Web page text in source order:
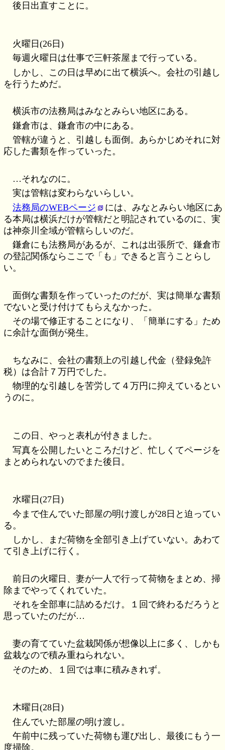
後日出直すことに。
火曜日(26日)
毎週火曜日は仕事で三軒茶屋まで行っている。
しかし、この日は早めに出て横浜へ。会社の引越し
を行うためだ。
横浜市の法務局はみなとみらい地区にある。
鎌倉市は、鎌倉市の中にある。
管轄が違うと、引越しも面倒。あらかじめそれに対
応した書類を作っていった。
…それなのに。
実は管轄は変わらないらしい。
法務局のWEBページ
には、みなとみらい地区にあ
る本局は横浜だけが管轄だと明記されているのに、実
は神奈川全域が管轄らしいのだ。
鎌倉にも法務局があるが、これは出張所で、鎌倉市
の登記関係ならここで「も」できると言うことらし
い。
面倒な書類を作っていったのだが、実は簡単な書類
でないと受け付けてもらえなかった。
その場で修正することになり、「簡単にする」ため
に余計な面倒が発生。
ちなみに、会社の書類上の引越し代金（登録免許
税）は合計７万円でした。
物理的な引越しを苦労して４万円に抑えているとい
うのに。
この日、やっと表札が付きました。
写真を公開したいところだけど、忙しくてページを
まとめられないのでまた後日。
水曜日(27日)
今まで住んでいた部屋の明け渡しが28日と迫ってい
る。
しかし、まだ荷物を全部引き上げていない。あわて
て引き上げに行く。
前日の火曜日、妻が一人で行って荷物をまとめ、掃
除までやってくれていた。
それを全部車に詰めるだけ。１回で終わるだろうと
思っていたのだが…
妻の育てていた盆栽関係が想像以上に多く、しかも
盆栽なので積み重ねられない。
そのため、１回では車に積みきれず。
木曜日(28日)
住んでいた部屋の明け渡し。
午前中に残っていた荷物も運び出し、最後にもう一
度掃除。